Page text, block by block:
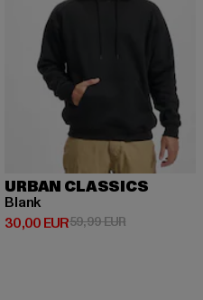
49,99 EUR
URBAN CLASSICS
Blank
30,00 EUR
Derzeitiger Preis: 30,00 EUR
59,99 EURAktionspreis: